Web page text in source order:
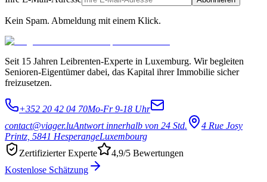
Kein Spam. Abmeldung mit einem Klick.
Seit 15 Jahren Leibrenten-Experte in Luxemburg. Wir begleiten
Senioren-Eigentümer dabei, das Kapital ihrer Immobilie sicher
freizusetzen.
+352 20 42 04 70Mo-Fr 9-18 Uhr
contact@viager.luAntwort innerhalb von 24 Std.
4 Rue Josy
Printz, 5841 HesperangeLuxembourg
Zertifizierter Experte
4,9/5 Bewertungen
Kostenlose Schätzung